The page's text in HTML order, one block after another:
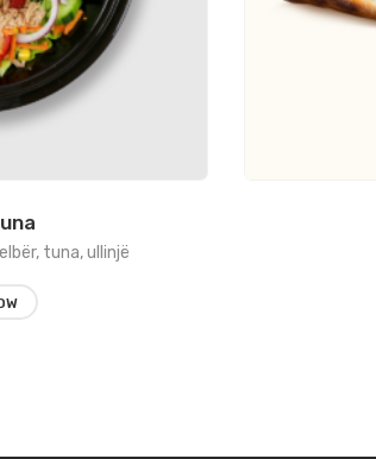
tuna, ullinjë